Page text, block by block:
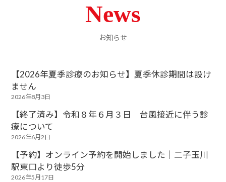
News
お知らせ
【2026年夏季診療のお知らせ】夏季休診期間は設け
ません
2026年8月3日
【終了済み】令和８年６月３日 台風接近に伴う診
療について
2026年6月2日
【予約】オンライン予約を開始しました｜二子玉川
駅東口より徒歩5分
2026年5月17日